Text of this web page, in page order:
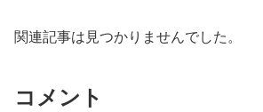
関連記事は見つかりませんでした。
コメント